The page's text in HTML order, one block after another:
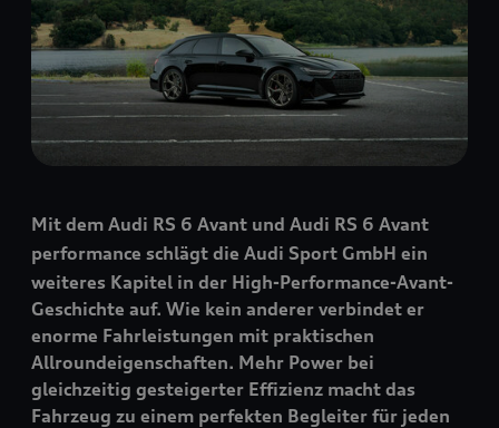
Mit dem Audi RS 6 Avant und Audi RS 6 Avant
performance schlägt die Audi Sport GmbH ein
weiteres Kapitel in der High-Performance-Avant-
Geschichte auf. Wie kein anderer verbindet er
enorme Fahrleistungen mit praktischen
Allroundeigenschaften. Mehr Power bei
gleichzeitig gesteigerter Effizienz macht das
Fahrzeug zu einem perfekten Begleiter für jeden